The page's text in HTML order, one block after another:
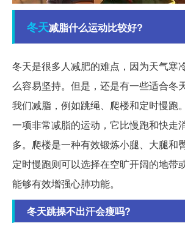
冬天减脂什么运动比较好?
冬天是很多人减肥的难点，因为天气寒
么容易坚持。但是，还是有一些适合冬
我们减脂，例如跳绳、爬楼和定时慢跑
一项非常减脂的运动，它比慢跑和快走
多。爬楼是一种有效锻炼小腿、大腿和
定时慢跑则可以选择在空旷开阔的地带
能够有效增强心肺功能。
冬天跳操不出汗会瘦吗?